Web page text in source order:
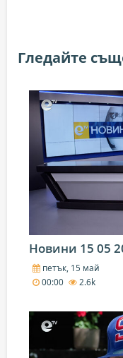
Гледайте
Новини 15 05
петък, 15 май
00:00
2.6k